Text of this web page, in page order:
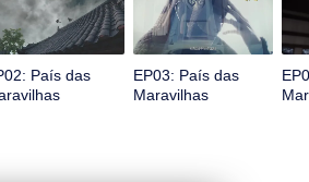
País das
EP03: País das
Maravilhas